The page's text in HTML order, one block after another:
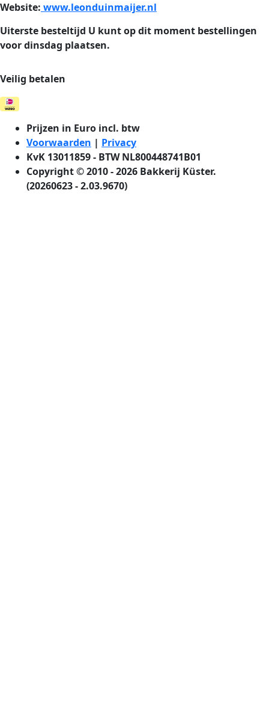
Website: www.leonduinmaijer.nl
Uiterste besteltijd U kunt op dit moment bestellingen
voor dinsdag plaatsen.
Veilig betalen
Prijzen in Euro incl. btw
Voorwaarden | Privacy
KvK 13011859 - BTW NL800448741B01
Copyright © 2010 - 2026 Bakkerij Küster.
(20260623 - 2.03.9670)